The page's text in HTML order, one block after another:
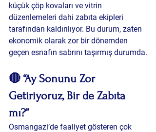
küçük çöp kovaları ve vitrin
düzenlemeleri dahi zabıta ekipleri
tarafından kaldırılıyor. Bu durum, zaten
ekonomik olarak zor bir dönemden
geçen esnafın sabrını taşırmış durumda.
🔴 “Ay Sonunu Zor
Getiriyoruz, Bir de Zabıta
mı?”
Osmangazi’de faaliyet gösteren çok